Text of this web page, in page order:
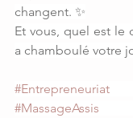
changent. ✨
Et vous, quel est le
a chamboulé votre
#Entrepreneuriat
#MassageAssis